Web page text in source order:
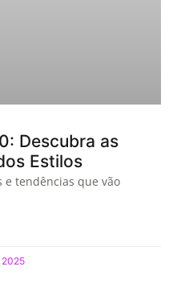
Descubra as
Estilos
e tendências que vão
2025